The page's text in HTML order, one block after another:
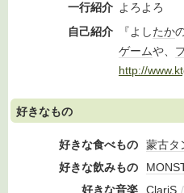
一行紹介 よろよろ
自己紹介
『よしたか
ゲームや、
http://
好きなもの
好きな食べもの 蒙古タ
好きな飲みもの
好きな音楽
ClariS /